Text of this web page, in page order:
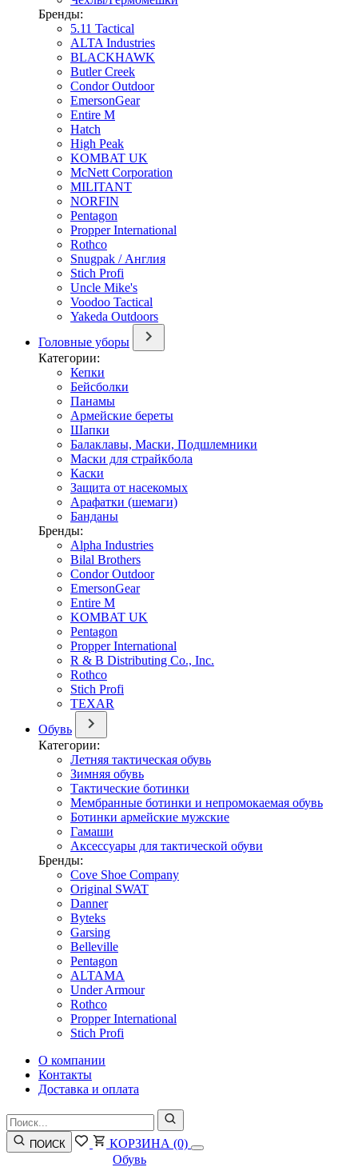
Бренды:
5.11 Tactical
ALTA Industries
BLACKHAWK
Butler Creek
Condor Outdoor
EmersonGear
Entire M
Hatch
High Peak
KOMBAT UK
McNett Corporation
MILITANT
NORFIN
Pentagon
Propper International
Rothco
Snugpak / Англия
Stich Profi
Uncle Mike's
Voodoo Tactical
Yakeda Outdoors
Головные уборы
Категории:
Кепки
Бейсболки
Панамы
Армейские береты
Шапки
Балаклавы, Маски, Подшлемники
Маски для страйкбола
Каски
Защита от насекомых
Арафатки (шемаги)
Банданы
Бренды:
Alpha Industries
Bilal Brothers
Condor Outdoor
EmersonGear
Entire M
KOMBAT UK
Pentagon
Propper International
R & B Distributing Co., Inc.
Rothco
Stich Profi
TEXAR
Обувь
Категории:
Летняя тактическая обувь
Зимняя обувь
Тактические ботинки
Мембранные ботинки и непромокаемая обувь
Ботинки армейские мужские
Гамаши
Аксессуары для тактической обуви
Бренды:
Cove Shoe Company
Original SWAT
Danner
Byteks
Garsing
Belleville
Pentagon
ALTAMA
Under Armour
Rothco
Propper International
Stich Profi
О компании
Контакты
Доставка и оплата
ПОИСК КОРЗИНА (0)
Обувь